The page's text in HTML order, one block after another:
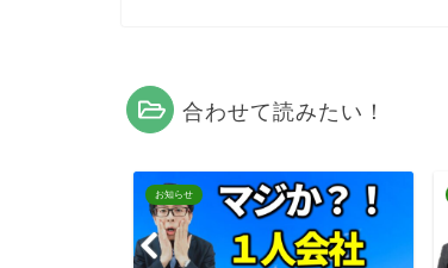
合わせて読みたい！
お知らせ